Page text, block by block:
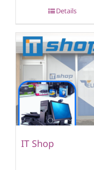
Details
IT Shop